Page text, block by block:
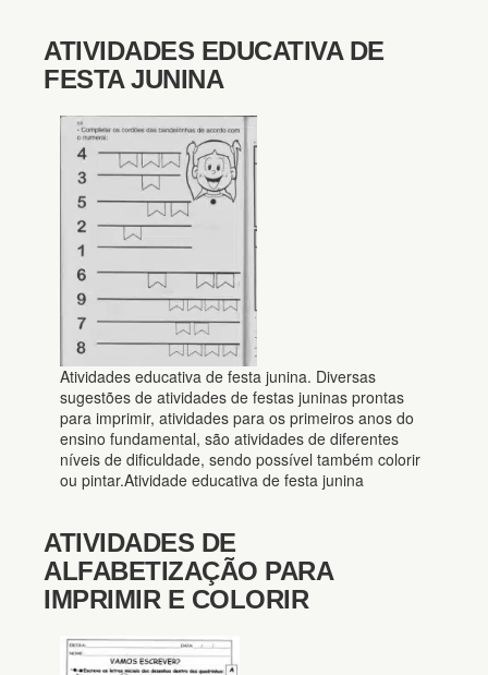
ATIVIDADES EDUCATIVA DE
FESTA JUNINA
Atividades educativa de festa junina. Diversas
sugestões de atividades de festas juninas prontas
para imprimir, atividades para os primeiros anos do
ensino fundamental, são atividades de diferentes
níveis de dificuldade, sendo possível também colorir
ou pintar.Atividade educativa de festa junina
ATIVIDADES DE
ALFABETIZAÇÃO PARA
IMPRIMIR E COLORIR